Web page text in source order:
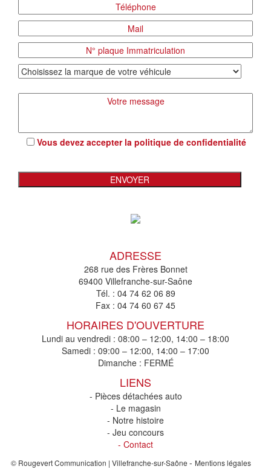
Vous devez accepter la politique de confidentialité
ADRESSE
268 rue des Frères Bonnet
69400 Villefranche-sur-Saône
Tél. : 04 74 62 06 89
Fax : 04 74 60 67 45
HORAIRES D'OUVERTURE
Lundi au vendredi : 08:00 – 12:00, 14:00 – 18:00
Samedi : 09:00 – 12:00, 14:00 – 17:00
Dimanche : FERMÉ
LIENS
- Pièces détachées auto
- Le magasin
- Notre histoire
- Jeu concours
- Contact
© Rougevert Communication | Villefranche-sur-Saône - Mentions légales